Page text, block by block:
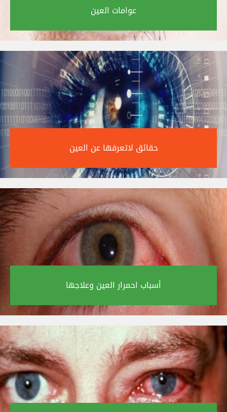
عوامات العين‎
حقائق لاتعرفها عن العين‎
أسباب احمرار العين وعلاجها‎